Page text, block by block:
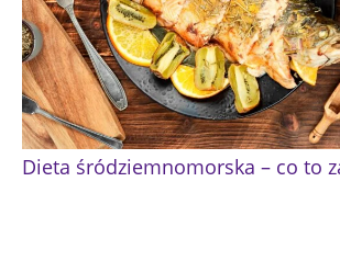
Dieta śródziemnomorska – co to